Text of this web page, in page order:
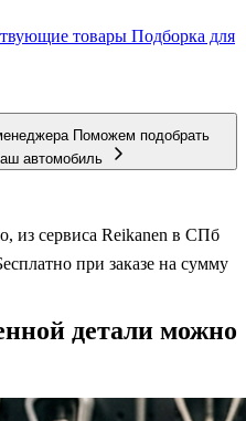
товары Подборка для
Поможем подобрать
автомобиль
из сервиса Reikanen в СПб
при заказе на сумму
детали можно